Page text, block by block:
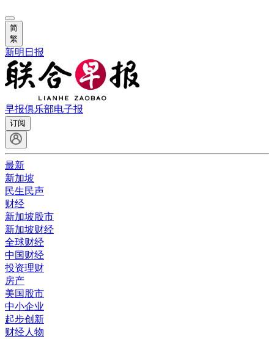
简
繁
新明日报
早报俱乐部电子报
订阅
最新
新加坡
民生民声
财经
新加坡股市
新加坡财经
全球财经
中国财经
投资理财
房产
美国股市
中小企业
起步创新
财经人物